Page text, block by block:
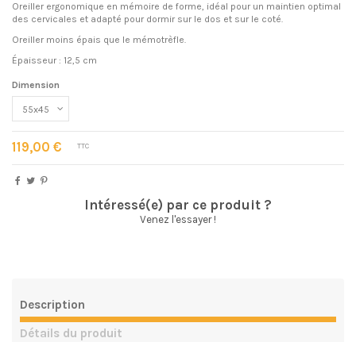
Oreiller ergonomique en mémoire de forme, idéal pour un maintien optimal
des cervicales et adapté pour dormir sur le dos et sur le coté.
Oreiller moins épais que le mémotrèfle.
Épaisseur : 12,5 cm
Dimension
119,00 € TTC
Intéressé(e) par ce produit ?
Venez l'essayer !
Description
Détails du produit